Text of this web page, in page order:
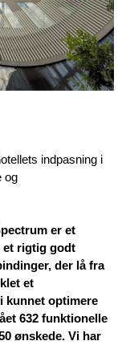
indpasning i
og
er et
et rigtig godt
der lå fra
et
kunnet optimere
632 funktionelle
ønskede. Vi har